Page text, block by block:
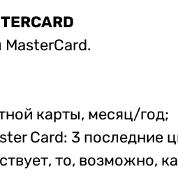
карты, месяц/год;
Card: 3
то, возможно,